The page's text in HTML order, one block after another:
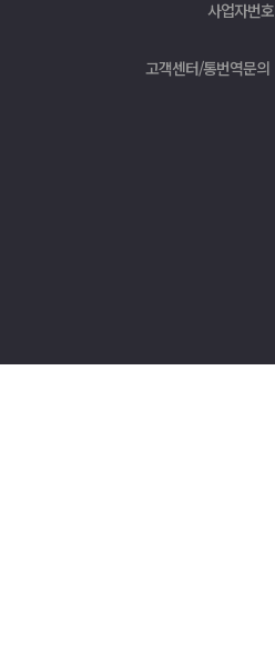
사업자번호
고객센터/통번역문의